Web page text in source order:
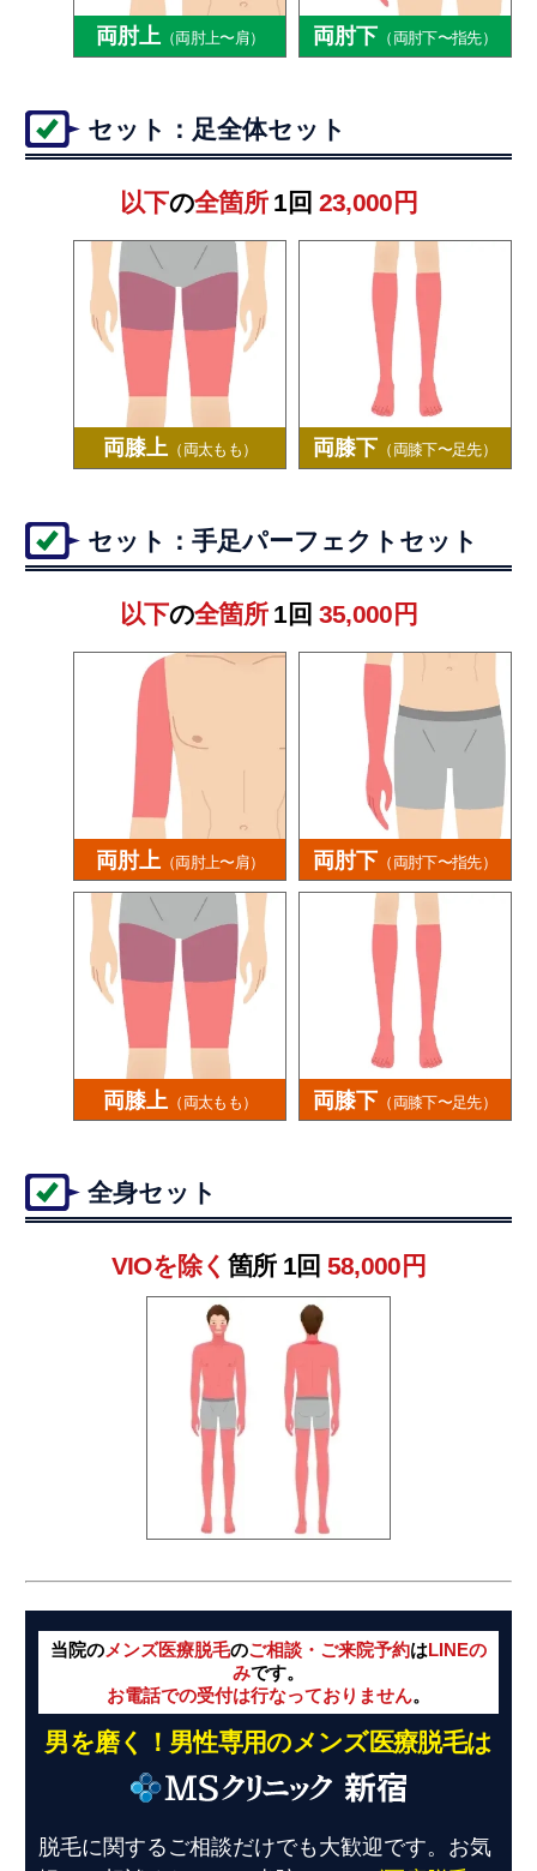
両肘上 （両肘上〜肩） 両肘下 （両肘下〜指先）
セット：足全体セット
以下の全箇所1回 23,000円
両膝上 （両太もも） 両膝下 （両膝下〜足先）
セット：手足パーフェクトセット
以下の全箇所1回 35,000円
両肘上 （両肘上〜肩） 両肘下 （両肘下〜指先）
両膝上 （両太もも） 両膝下 （両膝下〜足先）
全身セット
VIOを除く 箇所 1回 58,000円
当院のメンズ医療脱毛のご相談・ご来院予約はLINEの
みです。
お電話での受付は行なっておりません。
男を磨く！男性専用のメンズ医療脱毛は
脱毛に関するご相談だけでも大歓迎です。お気